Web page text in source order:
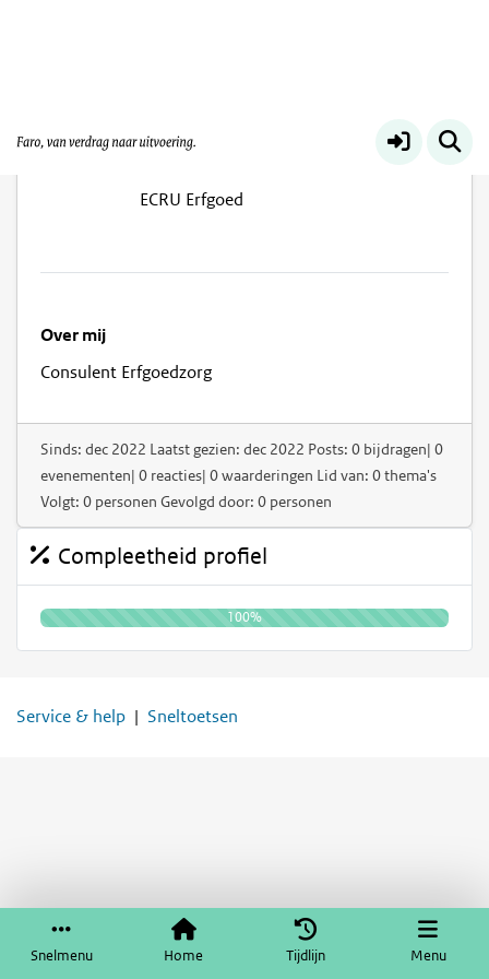
Snelmenu Home Tijdlijn Menu
ECRU Erfgoed
Over mij
Consulent Erfgoedzorg
Sinds: dec 2022 Laatst gezien: dec 2022 Posts: 0 bijdragen| 0
evenementen| 0 reacties| 0 waarderingen Lid van: 0 thema's
Volgt: 0 personen Gevolgd door: 0 personen
Compleetheid profiel
100%
Service & help Sneltoetsen